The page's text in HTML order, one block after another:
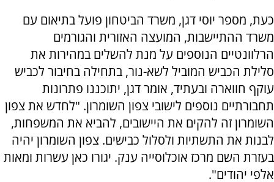
כעת, מספר יוסי דגן, משרד הביטחון פועל בתיאום עם
משרד ההתיישבות, המועצה האזורית והגורמים
הרלוונטיים הנוספים על מנת להשלים במהירות את
סלילת הכביש המוביל לשא-נור, בתחילה בחיבור לכביש
עוקף חווארה ובעתיד, אומר דגן, יתוכננו פתרונות
תחבורתיים נוספים לישובי צפון השומרון. "לחדש את צפון
השומרון זה להקים את היישובים, להביא את המשפחות,
לבנות את התשתיות ולסלול כבישים. צפון השומרון יהיה
בעזרת השם מרכז אוכלוסייה ענק. יגורו כאן עשרות ומאות
אלפי יהודים".